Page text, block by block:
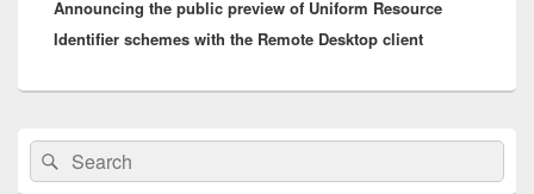
post:
Announcing the public preview of Uniform Resource
Identifier schemes with the Remote Desktop client
Primary
Sidebar
Widget
Search
for:
Search